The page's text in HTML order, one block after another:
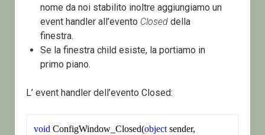
nome da noi stabilito inoltre aggiungiamo un
event handler all’evento Closeddella
finestra.
Se la finestra child esiste, la portiamo in
primo piano.
L’ event handler dell’evento Closed:
void ConfigWindow_Closed(object